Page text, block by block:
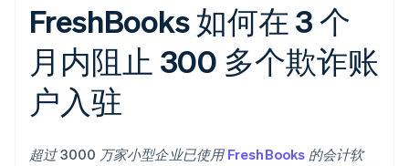
FreshBooks 如何在 3 个
月内阻止 300 多个欺诈账
户入驻
超过 3000 万家小型企业已使用 FreshBooks 的会计软